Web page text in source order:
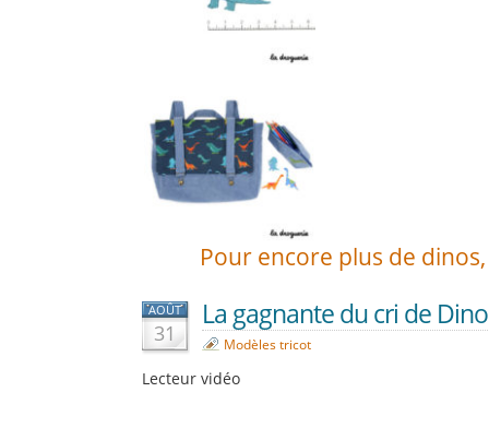
Pour encore plus de dinos,
AOÛT
31
La gagnante du cri de
Modèles tricot
Lecteur vidéo